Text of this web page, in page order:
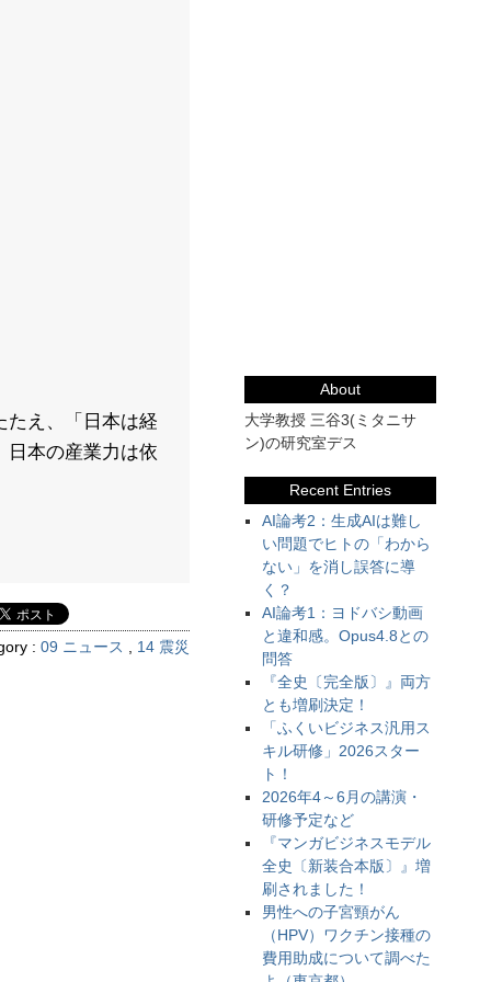
たえ、「日本は経
日本の産業力は依
: 09 ニュース , 14 震災
About
大学教授 三谷3(ミタニサ
ン)の研究室デス
Recent Entries
AI論考2：生成AIは難し
い問題でヒトの「わから
ない」を消し誤答に導
く？
AI論考1：ヨドバシ動画
と違和感。Opus4.8との
問答
『全史〔完全版〕』両方
とも増刷決定！
「ふくいビジネス汎用ス
キル研修」2026スター
ト！
2026年4～6月の講演・
研修予定など
『マンガビジネスモデル
全史〔新装合本版〕』増
刷されました！
男性への子宮頸がん
（HPV）ワクチン接種の
費用助成について調べた